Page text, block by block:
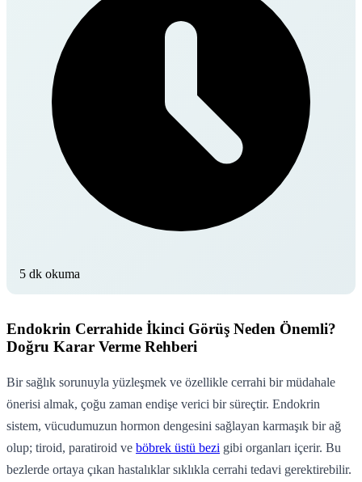
5 dk okuma
Endokrin Cerrahide İkinci Görüş Neden Önemli?
Doğru Karar Verme Rehberi
Bir sağlık sorunuyla yüzleşmek ve özellikle cerrahi bir müdahale
önerisi almak, çoğu zaman endişe verici bir süreçtir. Endokrin
sistem, vücudumuzun hormon dengesini sağlayan karmaşık bir ağ
olup; tiroid, paratiroid ve böbrek üstü bezi gibi organları içerir. Bu
bezlerde ortaya çıkan hastalıklar sıklıkla cerrahi tedavi gerektirebilir.